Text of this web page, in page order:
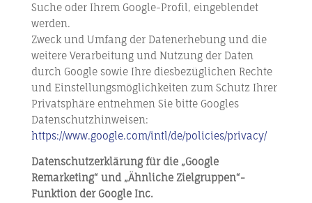
Suche oder Ihrem Google-Profil, eingeblendet
werden.
Zweck und Umfang der Datenerhebung und die
weitere Verarbeitung und Nutzung der Daten
durch Google sowie Ihre diesbezüglichen Rechte
und Einstellungsmöglichkeiten zum Schutz Ihrer
Privatsphäre entnehmen Sie bitte Googles
Datenschutzhinweisen:
https://www.google.com/intl/de/policies/privacy/
Datenschutzerklärung für die „Google
Remarketing“ und „Ähnliche Zielgruppen“-
Funktion der Google Inc.